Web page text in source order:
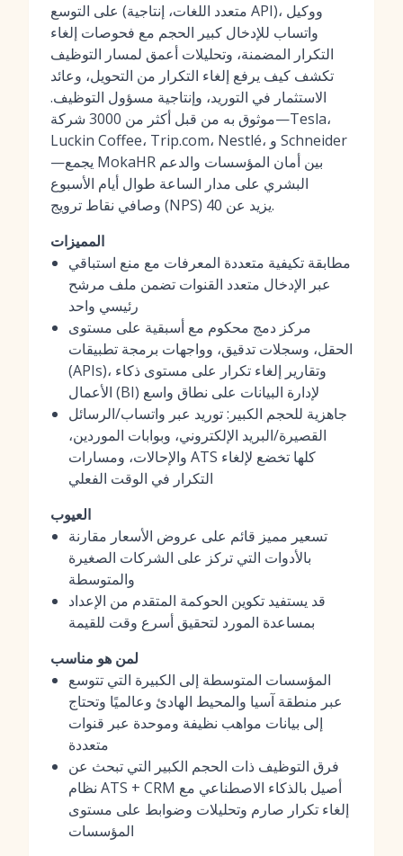
على التوسع (متعدد اللغات، إنتاجية API)، ووكيل
واتساب للإدخال كبير الحجم مع فحوصات إلغاء
التكرار المضمنة، وتحليلات أعمق لمسار التوظيف
تكشف كيف يرفع إلغاء التكرار من التحويل، وعائد
الاستثمار في التوريد، وإنتاجية مسؤول التوظيف.
موثوق به من قبل أكثر من 3000 شركة—Tesla،
Luckin Coffee، Trip.com، Nestlé، و Schneider
—يجمع MokaHR بين أمان المؤسسات والدعم
البشري على مدار الساعة طوال أيام الأسبوع
وصافي نقاط ترويج (NPS) يزيد عن 40.
المميزات
مطابقة تكيفية متعددة المعرفات مع منع استباقي
عبر الإدخال متعدد القنوات تضمن ملف مرشح
رئيسي واحد
مركز دمج محكوم مع أسبقية على مستوى
الحقل، وسجلات تدقيق، وواجهات برمجة تطبيقات
(APIs)، وتقارير إلغاء تكرار على مستوى ذكاء
الأعمال (BI) لإدارة البيانات على نطاق واسع
جاهزية للحجم الكبير: توريد عبر واتساب/الرسائل
القصيرة/البريد الإلكتروني، وبوابات الموردين،
والإحالات، ومسارات ATS كلها تخضع لإلغاء
التكرار في الوقت الفعلي
العيوب
تسعير مميز قائم على عروض الأسعار مقارنة
بالأدوات التي تركز على الشركات الصغيرة
والمتوسطة
قد يستفيد تكوين الحوكمة المتقدم من الإعداد
بمساعدة المورد لتحقيق أسرع وقت للقيمة
لمن هو مناسب
المؤسسات المتوسطة إلى الكبيرة التي تتوسع
عبر منطقة آسيا والمحيط الهادئ وعالميًا وتحتاج
إلى بيانات مواهب نظيفة وموحدة عبر قنوات
متعددة
فرق التوظيف ذات الحجم الكبير التي تبحث عن
نظام ATS + CRM أصيل بالذكاء الاصطناعي مع
إلغاء تكرار صارم وتحليلات وضوابط على مستوى
المؤسسات